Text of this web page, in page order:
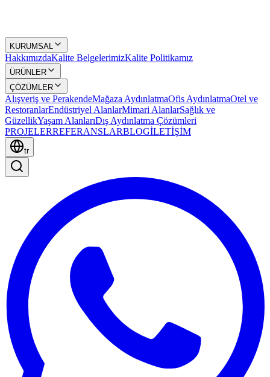
KURUMSAL
HakkımızdaKalite BelgelerimizKalite Politikamız
ÜRÜNLER
ÇÖZÜMLER
Alışveriş ve PerakendeMağaza AydınlatmaOfis AydınlatmaOtel ve
RestoranlarEndüstriyel AlanlarMimari AlanlarSağlık ve
GüzellikYaşam AlanlarıDış Aydınlatma Çözümleri
PROJELERREFERANSLARBLOGİLETİŞİM
tr